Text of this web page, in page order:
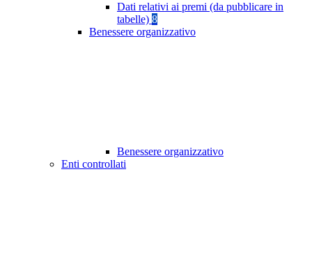
Dati relativi ai premi (da pubblicare in
tabelle) 8
Benessere organizzativo
Benessere organizzativo
Enti controllati